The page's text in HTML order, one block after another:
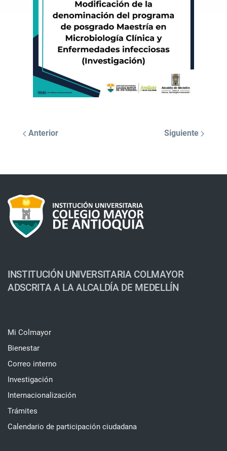
Anterior Siguiente
INSTITUCIÓN UNIVERSITARIA COLMAYOR
ADSCRITA A LA ALCALDÍA DE MEDELLÍN
Mi Colmayor
Bienestar
Correo interno
Investigación
Internacionalización
Trámites
Calendario de participación ciudadana